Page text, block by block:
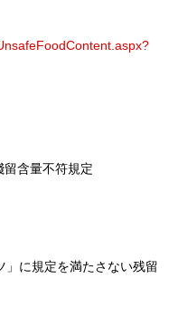
留含量不符規定
」に規定を満たさない残留